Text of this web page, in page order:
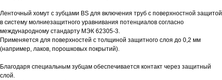
Ленточный хомут с зубцами BS для включения труб с поверхностной защитой
в систему молниезащитного уравнивания потенциалов согласно
международному стандарту МЭК 62305-3.
Применяется для поверхностей с толщиной защитного слоя до 0,2 мм
(например, лаков, порошковых покрытий).
Благодаря специальным зубцам обеспечивается контакт через защитный
слой.